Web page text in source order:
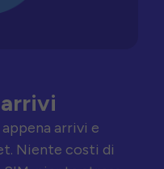
arrivi e
Niente costi di